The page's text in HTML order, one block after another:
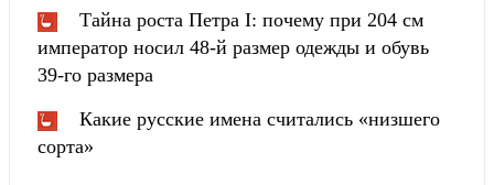
Тайна роста Петра I: почему при 204 см
император носил 48-й размер одежды и обувь
39-го размера
Какие русские имена считались «низшего
сорта»